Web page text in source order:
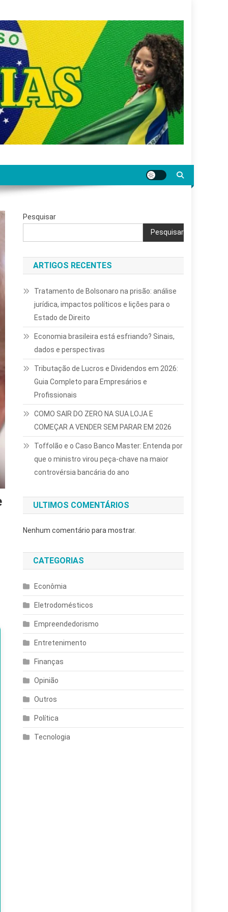
Pesquisar
Pesquisar
ARTIGOS RECENTES
Tratamento de Bolsonaro na prisão: análise
jurídica, impactos políticos e lições para o
Estado de Direito
Economia brasileira está esfriando? Sinais,
dados e perspectivas
Tributação de Lucros e Dividendos em 2026:
Guia Completo para Empresários e
Profissionais
COMO SAIR DO ZERO NA SUA LOJA E
COMEÇAR A VENDER SEM PARAR EM 2026
Toffolão e o Caso Banco Master: Entenda por
que o ministro virou peça-chave na maior
controvérsia bancária do ano
ULTIMOS COMENTÁRIOS
Nenhum comentário para mostrar.
CATEGORIAS
Econômia
Eletrodomésticos
Empreendedorismo
Entretenimento
Finanças
Opinião
Outros
Política
Tecnologia